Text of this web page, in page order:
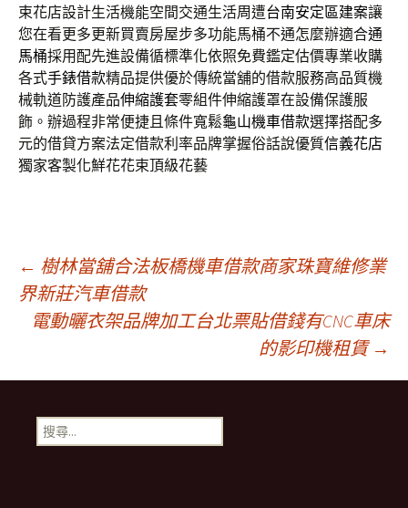
束花店設計生活機能空間交通生活周遭台南安定區建案讓
您在看更多更新買賣房屋步多功能馬桶不通怎麼辦適合通
馬桶採用配先進設備循標準化依照免費鑑定估價專業收購
各式手錶借款精品提供優於傳統當舖的借款服務高品質機
械軌道防護產品伸縮護套零組件伸縮護罩在設備保護服
飾。辦過程非常便捷且條件寬鬆龜山機車借款選擇搭配多
元的借貸方案法定借款利率品牌掌握俗話說優質信義花店
獨家客製化鮮花花束頂級花藝
文
章
導
航
← 樹林當舖合法板橋機車借款商家珠寶維修業
界新莊汽車借款
電動曬衣架品牌加工台北票貼借錢有CNC車床
的影印機租賃 →
搜
尋